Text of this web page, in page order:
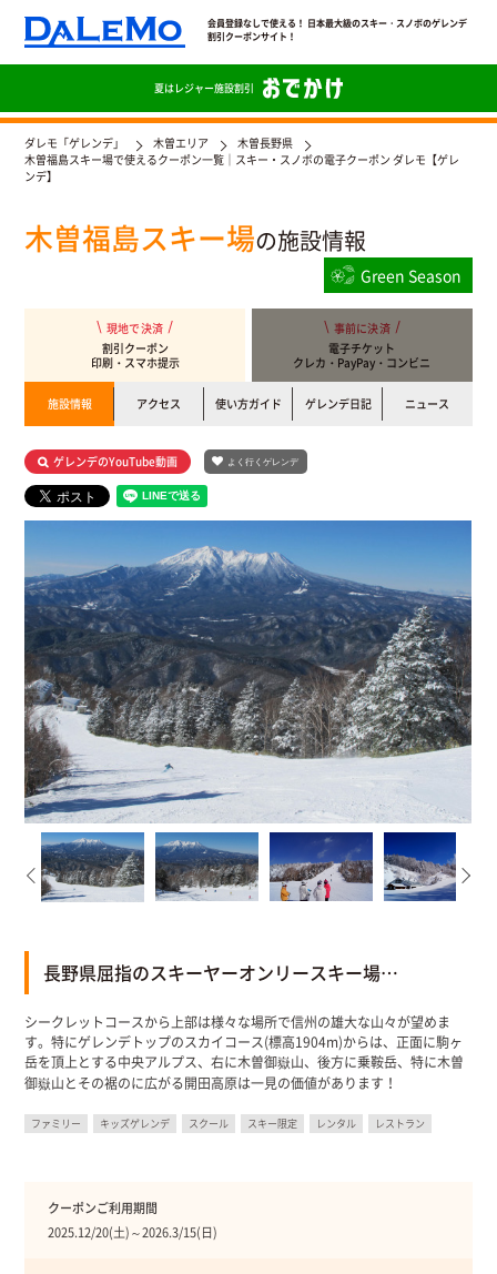
会員登録なしで使える！ 日本最大級のスキー・スノボのゲレンデ
割引クーポンサイト！
夏はレジャー施設割引
ダレモ「ゲレンデ」 木曽エリア
木曽長野県
木曽福島スキー場で使えるクーポン一覧｜スキー・スノボの電子クーポン ダレモ【ゲレ
ンデ】
木曽福島スキー場の施設情報
Green Season
現地で決済
割引クーポン
印刷・スマホ提示
事前に決済
電子チケット
クレカ・PayPay・コンビニ
施設情報 アクセス 使い方ガイド ゲレンデ日記 ニュース
ゲレンデのYouTube動画 よく行くゲレンデ
長野県屈指のスキーヤーオンリースキー場…
シークレットコースから上部は様々な場所で信州の雄大な山々が望めま
す。特にゲレンデトップのスカイコース(標高1904m)からは、正面に駒ヶ
岳を頂上とする中央アルプス、右に木曽御嶽山、後方に乗鞍岳、特に木曽
御嶽山とその裾のに広がる開田高原は一見の価値があります！
ファミリー キッズゲレンデ スクール スキー限定 レンタル レストラン
クーポンご利用期間
2025.12/20(土)～2026.3/15(日)